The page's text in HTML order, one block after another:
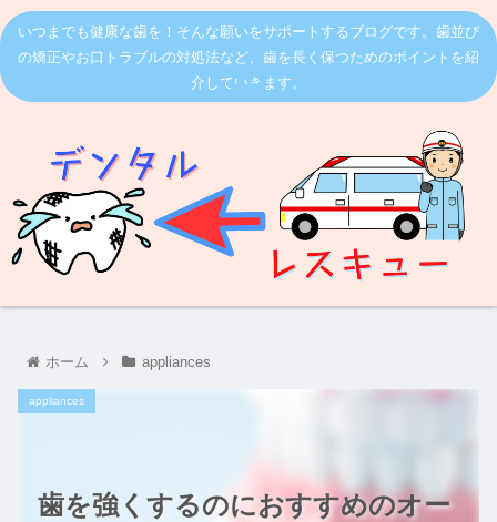
いつまでも健康な歯を！そんな願いをサポートするブログです。歯並び
の矯正やお口トラブルの対処法など、歯を長く保つためのポイントを紹
介していきます。
ホーム appliances
歯を強くするのにおすすめのオー
appliances